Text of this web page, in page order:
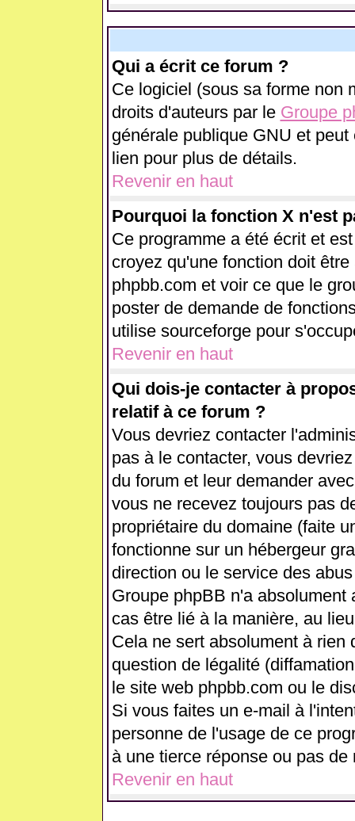
Qui a écrit ce forum ?
Ce logiciel (sous sa forme non
droits d'auteurs par le Groupe
générale publique GNU et
lien pour plus de détails.
Revenir en haut
Pourquoi la fonction X n'est
Ce programme a été écrit et
croyez qu'une fonction doit
phpbb.com et voir ce que le
poster de demande de
utilise sourceforge pour
Revenir en haut
Qui dois-je contacter à
relatif à ce forum ?
Vous devriez contacter
pas à le contacter, vous
du forum et leur demander
vous ne recevez toujours pas
propriétaire du domaine (faite
fonctionne sur un hébergeur
direction ou le service des
Groupe phpBB n'a
cas être lié à la manière, au
Cela ne sert absolument à rien
question de légalité
le site web phpbb.com ou le
Si vous faites un e-mail à
personne de l'usage de ce
à une tierce réponse ou pas de
Revenir en haut